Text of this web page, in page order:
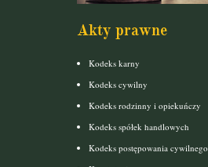
Akty prawne
Kodeks karny
Kodeks cywilny
Kodeks rodzinny i opiekuńczy
Kodeks spółek handlowych
Kodeks postępowania cywilnego